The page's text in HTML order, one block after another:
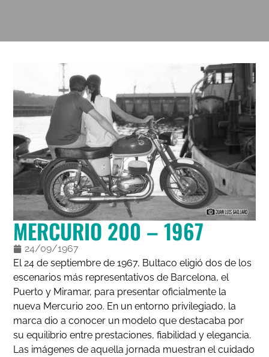
MERCURIO 200 – 1967
24/09/1967
El 24 de septiembre de 1967, Bultaco eligió dos de los
escenarios más representativos de Barcelona, el
Puerto y Miramar, para presentar oficialmente la
nueva Mercurio 200. En un entorno privilegiado, la
marca dio a conocer un modelo que destacaba por
su equilibrio entre prestaciones, fiabilidad y elegancia.
Las imágenes de aquella jornada muestran el cuidado